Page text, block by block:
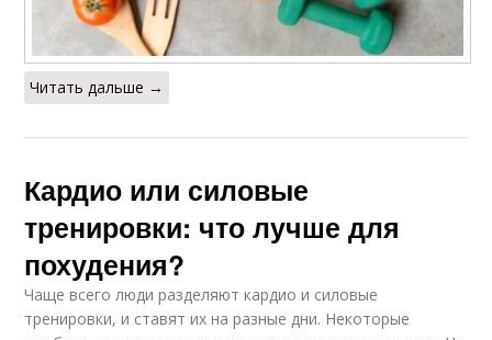
Читать дальше →
Кардио или силовые
тренировки: что лучше для
похудения?
Чаще всего люди разделяют кардио и силовые
тренировки, и ставят их на разные дни. Некоторые